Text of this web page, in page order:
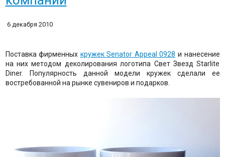
6 декабря 2010
Поставка фирменных кружек Senator Appeal 0928 и нанесение
на них методом деколирования логотипа Свет Звезд Starlite
Diner. Популярность данной модели кружек сделали ее
востребованной на рынке сувениров и подарков.